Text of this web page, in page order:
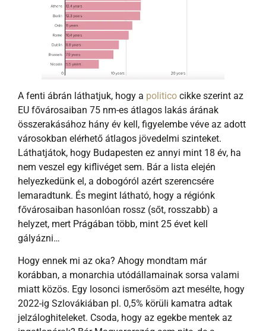
A fenti ábrán láthatjuk, hogy a politico cikke szerint az
EU fővárosaiban 75 nm-es átlagos lakás árának
összerakásához hány év kell, figyelembe véve az adott
városokban elérhető átlagos jövedelmi szinteket.
Láthatjátok, hogy Budapesten ez annyi mint 18 év, ha
nem veszel egy kiflivéget sem. Bár a lista elején
helyezkedünk el, a dobogóról azért szerencsére
lemaradtunk. És megint látható, hogy a régiónk
fővárosaiban hasonlóan rossz (sőt, rosszabb) a
helyzet, mert Prágában több, mint 25 évet kell
gályázni…
Hogy ennek mi az oka? Ahogy mondtam már
korábban, a monarchia utódállamainak sorsa valami
miatt közös. Egy losonci ismerősöm azt mesélte, hogy
2022-ig Szlovákiában pl. 0,5% körüli kamatra adtak
jelzáloghiteleket. Csoda, hogy az egekbe mentek az